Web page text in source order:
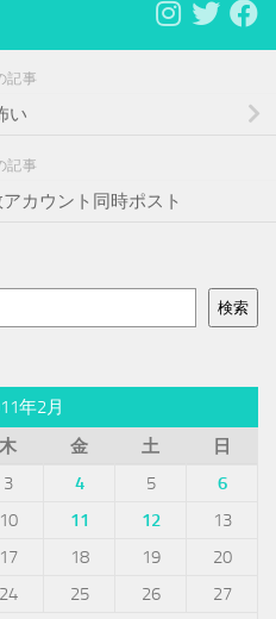
記事
い
記事
カウント同時ポスト
検索
年2月
木 金 土
日
3 4 5
6
10 11 12
13
17 18 19
20
24 25 26
27